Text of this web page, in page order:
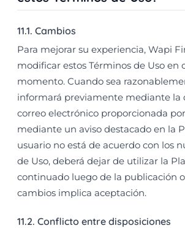
11.1. Cambios
Para mejorar su experiencia, Wapi
modificar estos Términos de Uso en
momento. Cuando sea
informará previamente mediante la
correo electrónico proporcionada
mediante un aviso destacado en la
usuario no está de acuerdo con los
de Uso, deberá dejar de utilizar la
continuado luego de la publicación
cambios implica aceptación.
11.2. Conflicto entre disposiciones